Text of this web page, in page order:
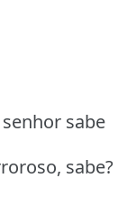
sabe
sabe?